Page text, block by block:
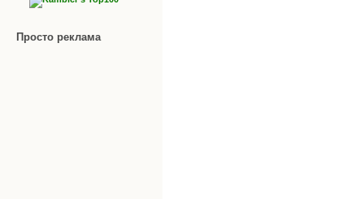
Просто реклама